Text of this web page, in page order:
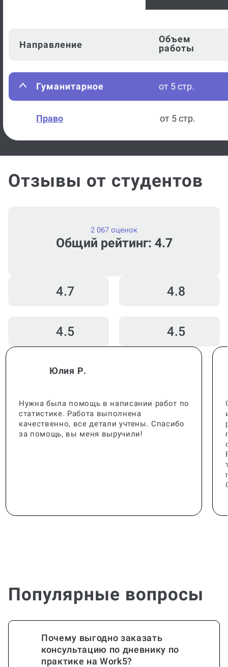
Направление
Объем
работы
Гуманитарное от 5 стр.
Право от 5 стр.
Отзывы от студентов
Общий рейтинг: 4.7
2 067 оценок
4.7 4.8
4.5 4.5
Юлия Р.
Нужна была помощь в написании работ по
статистике. Работа выполнена
качественно, все детали учтены. Спасибо
за помощь, вы меня выручили!
Популярные вопросы
Почему выгодно заказать
консультацию по дневнику по
практике на Work5?